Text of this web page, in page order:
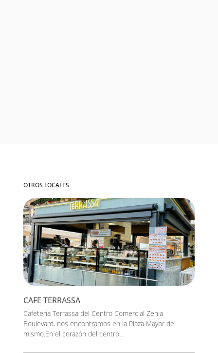
OTROS LOCALES
CAFE TERRASSA
Cafeteria Terrassa del Centro Comercial Zenia
Boulevard, nos encontramos en la Plaza Mayor del
mismo.En el corazón del centro...